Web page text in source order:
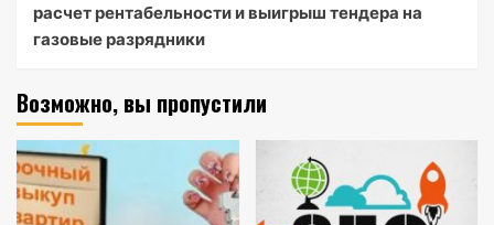
расчет рентабельности и выигрыш тендера на
газовые разрядники
Возможно, вы пропустили